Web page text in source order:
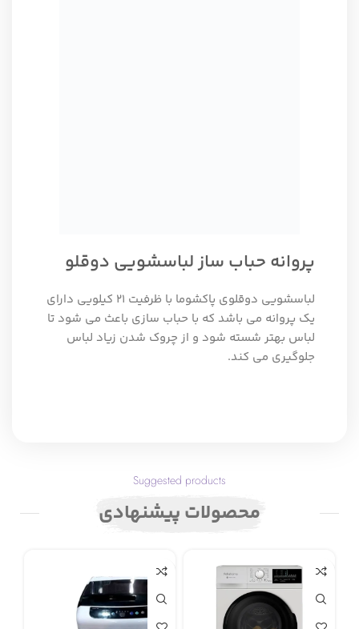
پروانه حباب ساز لباسشویی دوقلو
لباسشویی دوقلوی پاکشوما با ظرفیت 21 کیلویی دارای
یک پروانه می باشد که با حباب سازی باعث می شود تا
لباس بهتر شسته شود و از چروک شدن زیاد لباس
جلوگیری می کند.
Suggested products
محصولات پیشنهادی